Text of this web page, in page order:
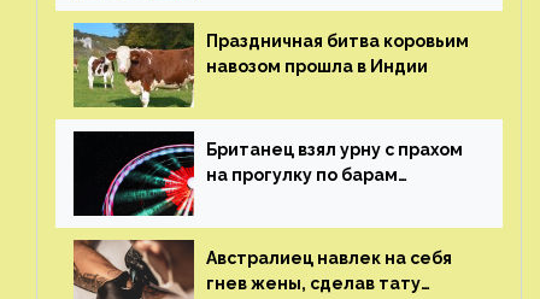
Праздничная битва коровьим
навозом прошла в Индии
Британец взял урну с прахом
на прогулку по барам
Австралиец навлек на себя
гнев жены, сделав тату